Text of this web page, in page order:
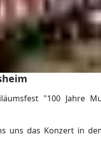
"100 Jahre
uns das Konzert in